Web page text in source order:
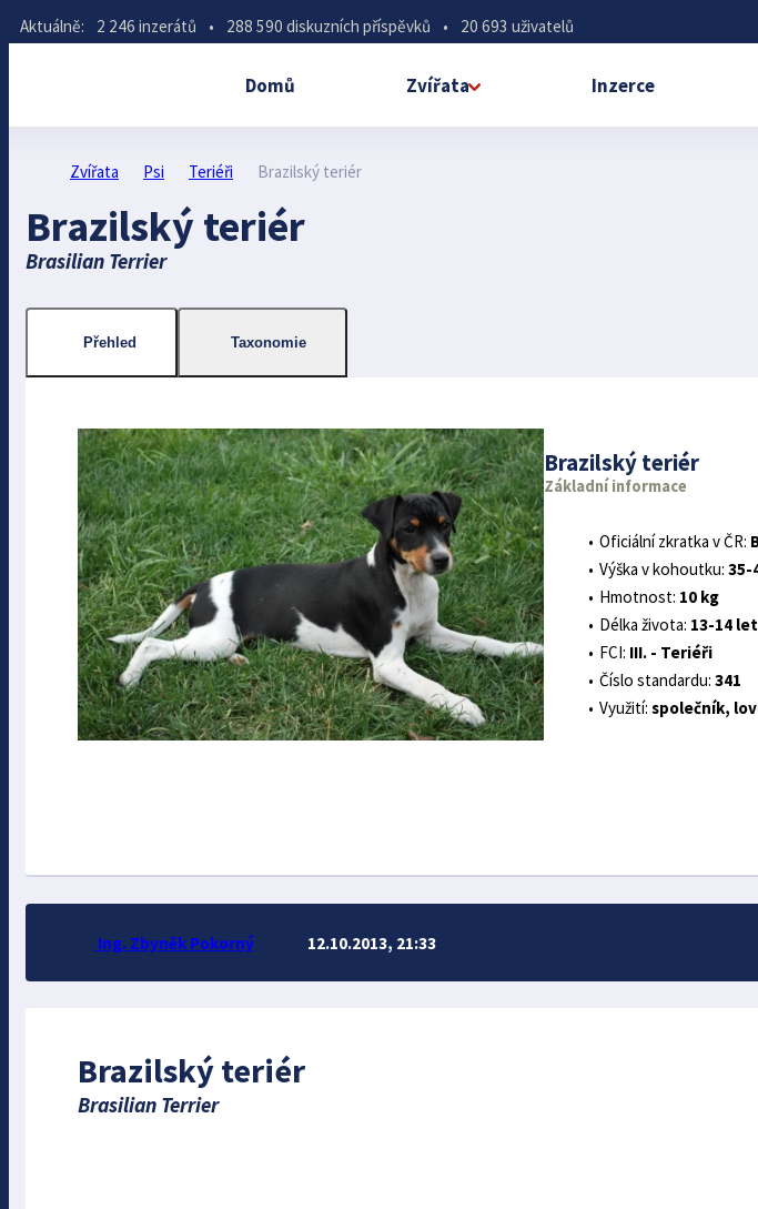
Aktuálně: 2 246 inzerátů • 288 590 diskuzních příspěvků • 20 693 uživatelů
Domů Zvířata Inzerce
Zvířata Psi Teriéři Brazilský teriér
Brazilský teriér
Brasilian Terrier
Brazilský teriér
Brasilian Terrier
Přehled Taxonomie
Brazilský teriér
Základní informace
Oficiální zkratka v ČR:
Výška v kohoutku:35-
Hmotnost: 10 kg
Délka života: 13-14 let
FCI: III. - Teriéři
Číslo standardu:341
Využití:společník,
Ing. Zbyněk Pokorný 12.10.2013, 21:33